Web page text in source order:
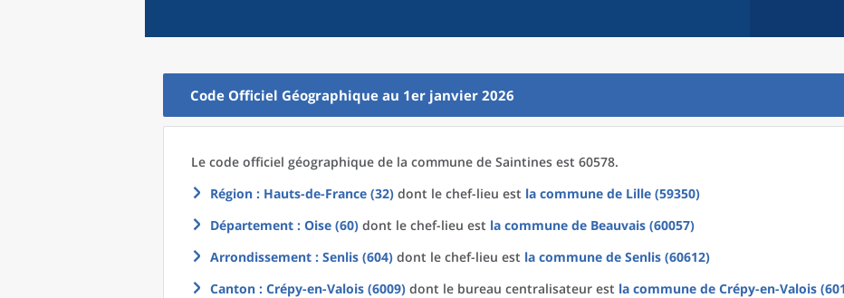
Code Officiel Géographique au 1er janvier 2026
Le code officiel géographique de la commune de Saintines est 60578.
Région : Hauts-de-France (32) dont le chef-lieu est la commune de Lille (59350)
Département : Oise (60) dont le chef-lieu est la commune de Beauvais (60057)
Arrondissement : Senlis (604) dont le chef-lieu est la commune de Senlis (60612)
Canton : Crépy-en-Valois (6009) dont le bureau centralisateur est la commune de Crépy-en-Valois